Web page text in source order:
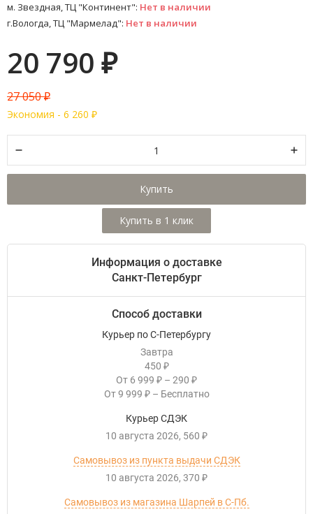
м. Звездная, ТЦ "Континент": Нет в наличии
г.Вологда, ТЦ "Мармелад": Нет в наличии
20 790 ₽
27 050₽
Экономия - 6 260 ₽
Купить
Информация о доставке
Санкт-Петербург
Способ доставки
Курьер по С-Петербургу
Завтра
450 ₽
От 6 999 ₽ – 290 ₽
От 9 999 ₽ – Бесплатно
Курьер СДЭК
10 августа 2026 560 ₽
Самовывоз из пункта выдачи СДЭК
10 августа 2026 370 ₽
Самовывоз из магазина Шарпей в С-Пб.